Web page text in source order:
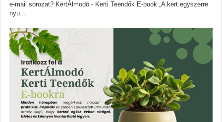
e-mail sorozat? KertÁlmodó - Kerti Teendők E-book „A kert egyszerre
nyu...